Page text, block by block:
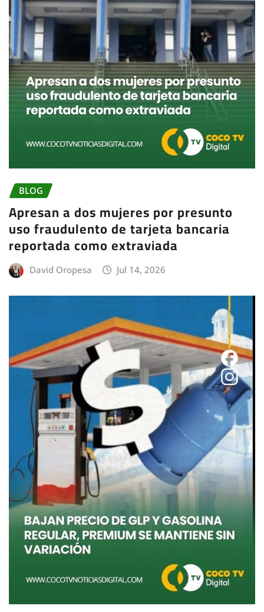
BLOG
Apresan a dos mujeres por presunto
uso fraudulento de tarjeta bancaria
reportada como extraviada
David Oropesa Jul 14, 2026